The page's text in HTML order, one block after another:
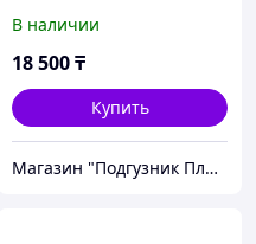
В наличии
18 500₸
Купить
Магазин "Подгузник Плюс"